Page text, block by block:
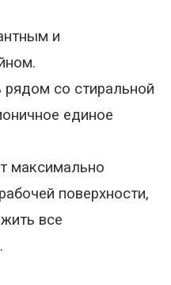
и
со стиральной
единое
максимально
поверхности,
все